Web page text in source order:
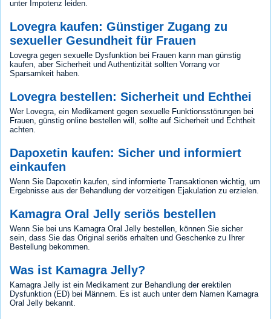
unter Impotenz leiden.
Lovegra kaufen: Günstiger Zugang zu
sexueller Gesundheit für Frauen
Lovegra gegen sexuelle Dysfunktion bei Frauen kann man günstig
kaufen, aber Sicherheit und Authentizität sollten Vorrang vor
Sparsamkeit haben.
Lovegra bestellen: Sicherheit und Echthei
Wer Lovegra, ein Medikament gegen sexuelle Funktionsstörungen bei
Frauen, günstig online bestellen will, sollte auf Sicherheit und Echtheit
achten.
Dapoxetin kaufen: Sicher und informiert
einkaufen
Wenn Sie Dapoxetin kaufen, sind informierte Transaktionen wichtig, um
Ergebnisse aus der Behandlung der vorzeitigen Ejakulation zu erzielen.
Kamagra Oral Jelly seriös bestellen
Wenn Sie bei uns Kamagra Oral Jelly bestellen, können Sie sicher
sein, dass Sie das Original seriös erhalten und Geschenke zu Ihrer
Bestellung bekommen.
Was ist Kamagra Jelly?
Kamagra Jelly ist ein Medikament zur Behandlung der erektilen
Dysfunktion (ED) bei Männern. Es ist auch unter dem Namen Kamagra
Oral Jelly bekannt.